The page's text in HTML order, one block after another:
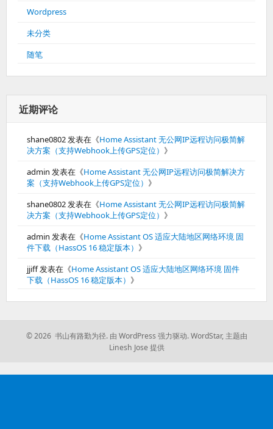
Wordpress
未分类
随笔
近期评论
shane0802发表在《Home Assistant 无公网IP远程访问极简解
决方案（支持Webhook上传GPS定位） 》
admin 发表在《Home Assistant 无公网IP远程访问极简解决方
案（支持Webhook上传GPS定位） 》
shane0802发表在《Home Assistant 无公网IP远程访问极简解
决方案（支持Webhook上传GPS定位） 》
admin 发表在《Home Assistant OS 适应大陆地区网络环境 固
件下载（HassOS 16 稳定版本） 》
jjiff发表在《Home Assistant OS 适应大陆地区网络环境 固件
下载（HassOS 16 稳定版本） 》
© 2026 书山有路勤为径. 由 WordPress 强力驱动. WordStar, 主题由
Linesh Jose 提供